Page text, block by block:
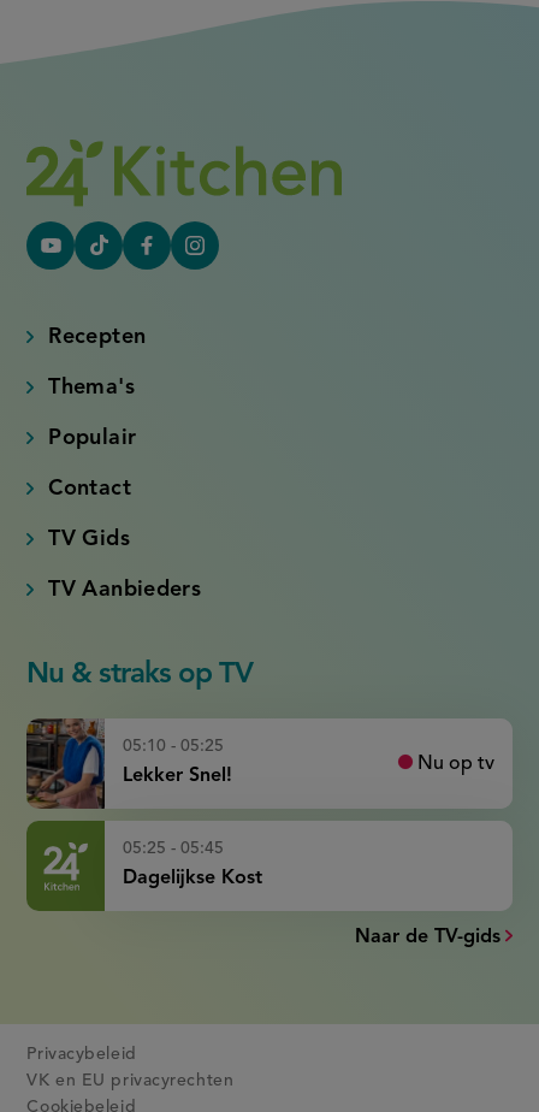
YouTube
link)
Tiktok
link)
FacebookInstagram
Recepten
Thema's
Populair
Contact
TV Gids
TV Aanbieders
Nu & straks op TV
05:10 - 05:25
Lekker Snel!
Nu op tv
05:25 - 05:45
Dagelijkse Kost
Naar de TV-gids
Privacybeleid
VK en EU privacyrechten
Cookiebeleid